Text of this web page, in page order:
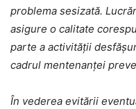
problema sesizată.
asigure o calitate
parte a activității
cadrul mentenanței
În vederea evitării